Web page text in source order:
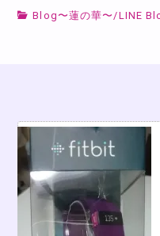
Blog〜蓮の華〜 /LINE